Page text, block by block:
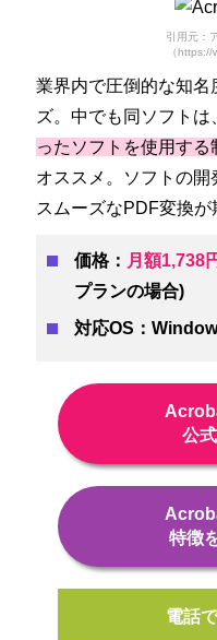
引用元：
（
業界内で圧倒的な知
ズ。中でも同ソフトは
ったソフトを使用する
オススメ。ソフトの開
スムーズなPDF変換が
価格： 月額1,738
プランの場合)
対応OS：
公
特徴
電話